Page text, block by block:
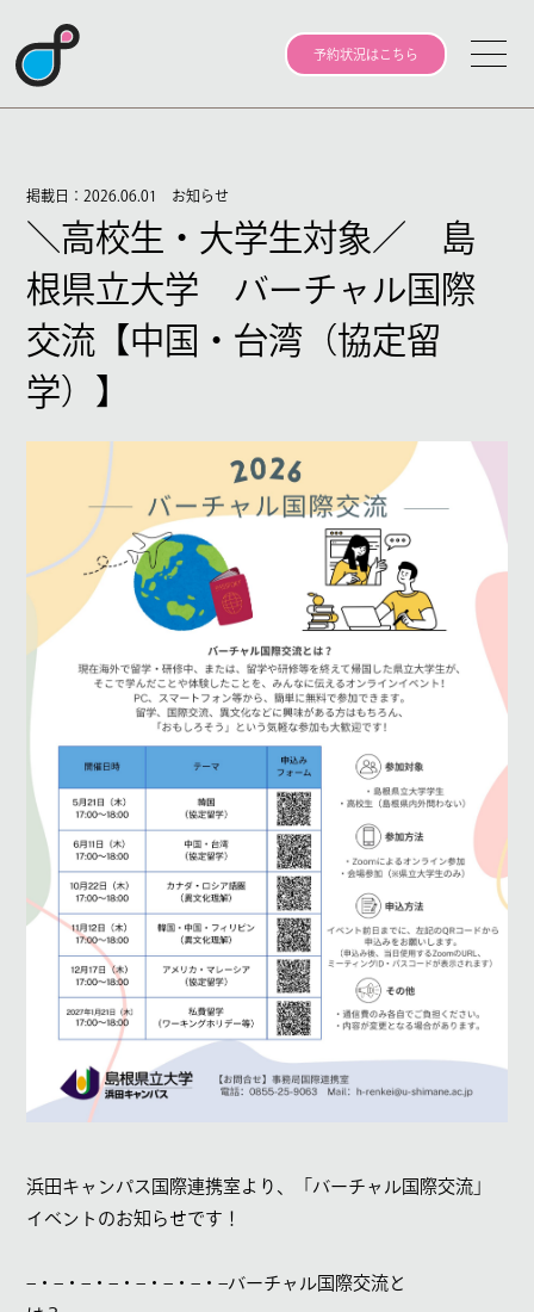
予約状況はこちら
掲載日：2026.06.01 お知らせ
＼高校生・大学生対象／ 島
根県立大学 バーチャル国際
交流【中国・台湾（協定留
学）】
浜田キャンパス国際連携室より、「バーチャル国際交流」
イベントのお知らせです！
– ・– ・– ・– ・– ・– ・– ・–バーチャル国際交流と